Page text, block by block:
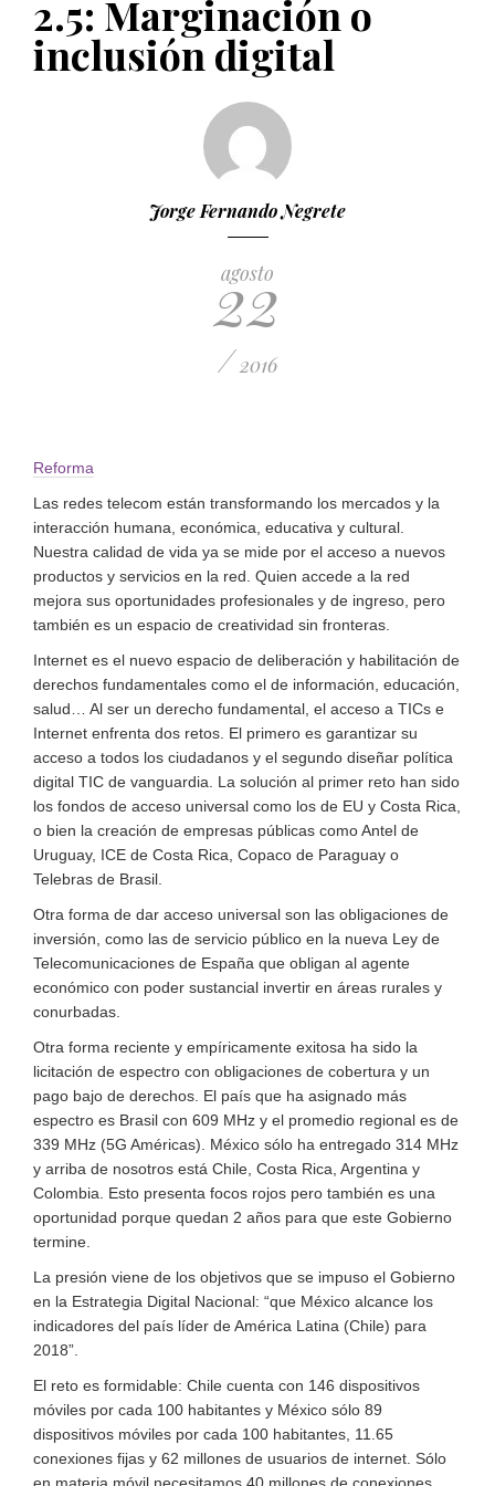
PUBLICADO EL 5 ENERO, 2023
2.5: Marginación o
inclusión digital
Jorge Fernando Negrete
agosto
22
/ 2016
Reforma
Las redes telecom están transformando los mercados y la
interacción humana, económica, educativa y cultural.
Nuestra calidad de vida ya se mide por el acceso a nuevos
productos y servicios en la red. Quien accede a la red
mejora sus oportunidades profesionales y de ingreso, pero
también es un espacio de creatividad sin fronteras.
Internet es el nuevo espacio de deliberación y habilitación de
derechos fundamentales como el de información, educación,
salud… Al ser un derecho fundamental, el acceso a TICs e
Internet enfrenta dos retos. El primero es garantizar su
acceso a todos los ciudadanos y el segundo diseñar política
digital TIC de vanguardia. La solución al primer reto han sido
los fondos de acceso universal como los de EU y Costa Rica,
o bien la creación de empresas públicas como Antel de
Uruguay, ICE de Costa Rica, Copaco de Paraguay o
Telebras de Brasil.
Otra forma de dar acceso universal son las obligaciones de
inversión, como las de servicio público en la nueva Ley de
Telecomunicaciones de España que obligan al agente
económico con poder sustancial invertir en áreas rurales y
conurbadas.
Otra forma reciente y empíricamente exitosa ha sido la
licitación de espectro con obligaciones de cobertura y un
pago bajo de derechos. El país que ha asignado más
espectro es Brasil con 609 MHz y el promedio regional es de
339 MHz (5G Américas). México sólo ha entregado 314 MHz
y arriba de nosotros está Chile, Costa Rica, Argentina y
Colombia. Esto presenta focos rojos pero también es una
oportunidad porque quedan 2 años para que este Gobierno
termine.
La presión viene de los objetivos que se impuso el Gobierno
en la Estrategia Digital Nacional: “que México alcance los
indicadores del país líder de América Latina (Chile) para
2018”.
El reto es formidable: Chile cuenta con 146 dispositivos
móviles por cada 100 habitantes y México sólo 89
dispositivos móviles por cada 100 habitantes, 11.65
conexiones fijas y 62 millones de usuarios de internet. Sólo